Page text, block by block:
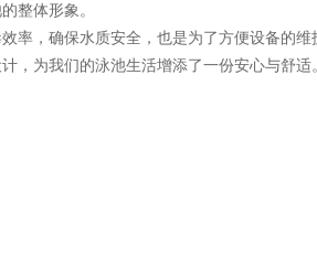
整体形象。
，确保水质安全，也是为了方便设备的维
，为我们的泳池生活增添了一份安心与舒适